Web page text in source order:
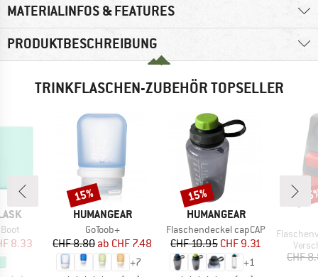
MATERIALINFOS & FEATURES
PRODUKTBESCHREIBUNG
TRINKFLASCHEN-ZUBEHÖR TOPSELLER
Preis
8.33
MARKE
HUMANGEAR
Artikel
GoToob+
Preis
CHF 8.80 reduzierter Preis
ab CHF 7.48
+7
Rabatt
15%
MARKE
HUMANGEAR
Artikel
Flaschendeckel capCAP
Preis
CHF 10.95reduzierter Preis
CHF 9.31
+1
Rabatt
15%
Artikel
CHF